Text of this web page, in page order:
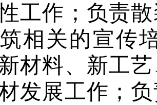
工作；负责
相关的宣传
材料、新工
发展工作；